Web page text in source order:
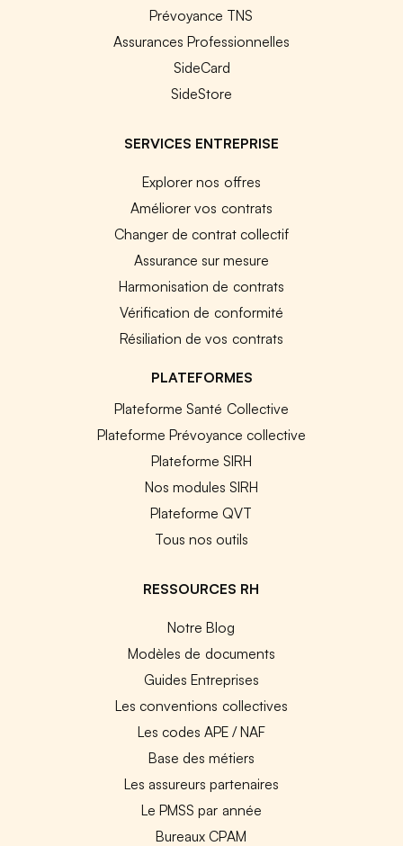
Prévoyance TNS
Assurances Professionnelles
SideCard
SideStore
SERVICES ENTREPRISE
Explorer nos offres
Améliorer vos contrats
Changer de contrat collectif
Assurance sur mesure
Harmonisation de contrats
Vérification de conformité
Résiliation de vos contrats
PLATEFORMES
Plateforme Santé Collective
Plateforme Prévoyance collective
Plateforme SIRH
Nos modules SIRH
Plateforme QVT
Tous nos outils
RESSOURCES RH
Notre Blog
Modèles de documents
Guides Entreprises
Les conventions collectives
Les codes APE / NAF
Base des métiers
Les assureurs partenaires
Le PMSS par année
Bureaux CPAM